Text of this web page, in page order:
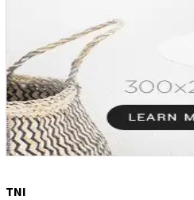
TNI